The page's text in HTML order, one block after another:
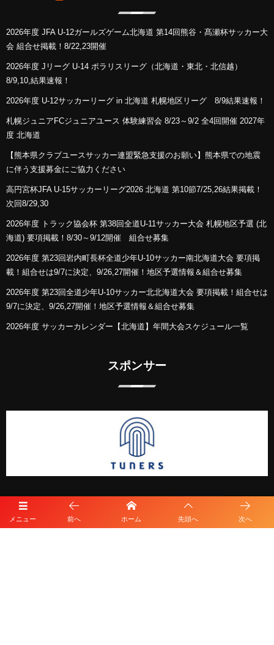
メニュー 前へ ホーム 先頭へ 次へ
2026年度 JFA U-12ガールズゲーム北海道 第14回熊谷・髙瀬杯サッカー大
会 組合せ掲載！8/22,23開催
2026年度 Jリーグ U-14 ポラリスリーグ（北海道・東北・北信越）
8/9,10,結果速報！
2026年度 U-12サッカーリーグ in 北海道 札幌地区リーグ 8/9結果速報！
札幌ジュニアFCジュニアユース 体験練習会 8/23～9/2 全4回開催 2027年
度 北海道
【熊本県クラブユースサッカー連盟緊急支援のお願い】熊本県での地震
に伴う支援募金にご協力ください
高円宮杯JFA U-15サッカーリーグ2026 北海道 第10節7/25,26結果掲載！
次回8/29,30
2026年度 トラック協会杯 第38回全道U-11サッカー大会 札幌地区予選 (北
海道) 要項掲載！8/30～9/12開催 組合せ募集
2026年度 第23回岩内町長杯全道少年U-10サッカー南北海道大会 要項掲
載！組合せは9/7に決定、9/26,27開催！地区予選情報＆組合せ募集
2026年度 第23回全道少年U-10サッカー北北海道大会 要項掲載！組合せは
9/7に決定、9/26,27開催！地区予選情報＆組合せ募集
2026年度 サッカーカレンダー【北海道】年間大会スケジュール一覧
スポンサー